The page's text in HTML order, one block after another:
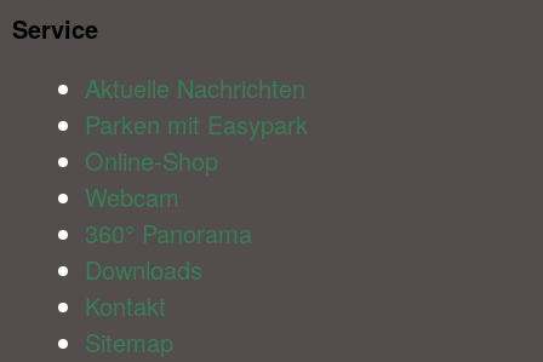
Service​
Aktuelle Nachrichten
Parken mit Easypark
Online-Shop
Webcam
360° Panorama
Downloads
Kontakt
Sitemap